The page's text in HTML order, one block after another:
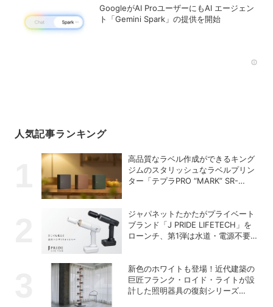
GoogleがAI ProユーザーにもAI エージェン
ト「Gemini Spark」の提供を開始
人気記事ランキング
高品質なラベル作成ができるキング
ジムのスタリッシュなラベルプリン
ター「テプラPRO “MARK” SR-
ジャパネットたかたがプライベート
ブランド「J PRIDE LIFETECH」を
ローンチ、第1弾は水道・電源不要
新色のホワイトも登場！近代建築の
巨匠フランク・ロイド・ライトが設
計した照明器具の復刻シリーズ